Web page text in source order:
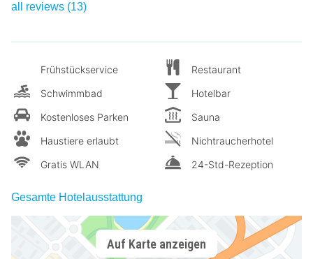
all reviews (13)
Frühstückservice
Schwimmbad
Kostenloses Parken
Haustiere erlaubt
Gratis WLAN
Restaurant
Hotelbar
Sauna
Nichtraucherhotel
24-Std-Rezeption
Gesamte Hotelausstattung
Auf Karte anzeigen